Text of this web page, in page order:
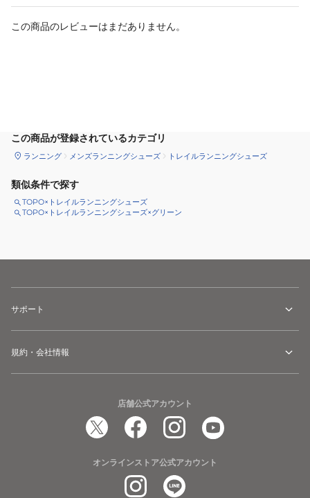
この商品のレビューはまだありません。
この商品が登録されているカテゴリ
ランニング メンズランニングシューズ トレイルランニングシューズ
類似条件で探す
TOPO×トレイルランニングシューズ
TOPO×トレイルランニングシューズ×グリーン
サポート
規約・会社情報
店舗公式アカウント
オンラインストア公式アカウント